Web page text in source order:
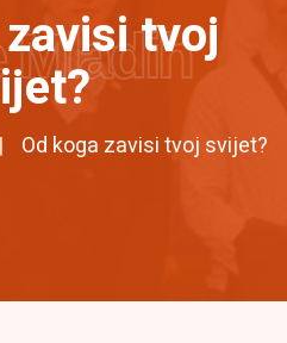
tvoj
Od koga zavisi tvoj svijet?
Mladih